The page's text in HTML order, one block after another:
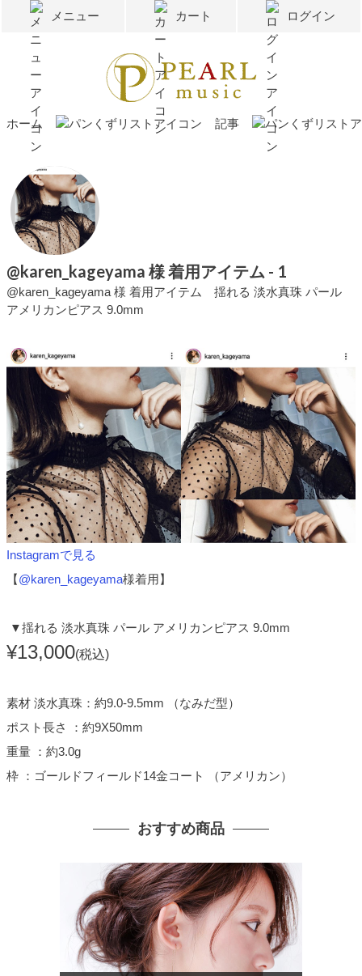
メニュー カート ログイン
ホーム 記事
@karen_kageyama 様 着用アイテム - 1
@karen_kageyama 様 着用アイテム 揺れる 淡水真珠 パール
アメリカンピアス 9.0mm
Instagramで見る
【@karen_kageyama様着用】
▼揺れる 淡水真珠 パール アメリカンピアス 9.0mm
¥13,000(税込)
素材 淡水真珠：約9.0-9.5mm （なみだ型）
ポスト長さ ：約9X50mm
重量 ：約3.0g
枠 ：ゴールドフィールド14金コート （アメリカン）
おすすめ商品